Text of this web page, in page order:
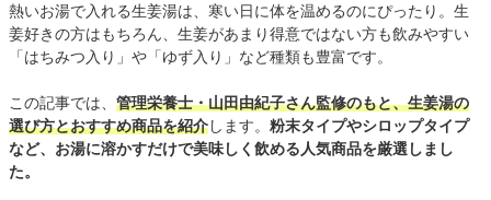
熱いお湯で入れる生姜湯は、寒い日に体を温めるのにぴったり。生
姜好きの方はもちろん、生姜があまり得意ではない方も飲みやすい
「はちみつ入り」や「ゆず入り」など種類も豊富です。
この記事では、 管理栄養士・山田由紀子さん監修のもと、生姜湯の
選び方とおすすめ商品を紹介します。 粉末タイプやシロップタイプ
など、お湯に溶かすだけで美味しく飲める人気商品を厳選しまし
た。